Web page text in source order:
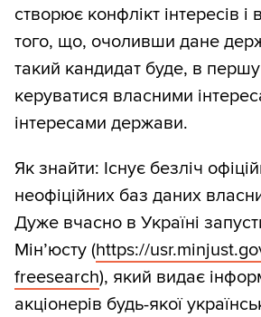
створює конфлікт інтересів
того, що, очоливши дане
такий кандидат буде, в
керуватися власними
інтересами держави.
Як знайти: Існує безліч
неофіційних баз даних
Дуже вчасно в Україні
Мін’юсту (https://
freesearch), який видає
акціонерів будь-якої